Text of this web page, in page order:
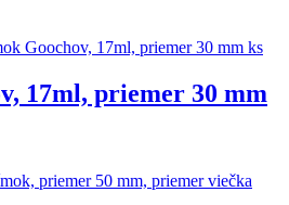
17ml, priemer 30 mm